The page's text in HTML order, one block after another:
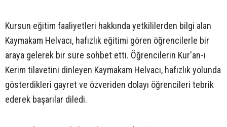
Kursun eğitim faaliyetleri hakkında yetkililerden bilgi alan
Kaymakam Helvacı, hafızlık eğitimi gören öğrencilerle bir
araya gelerek bir süre sohbet etti. Öğrencilerin Kur'an-ı
Kerim tilavetini dinleyen Kaymakam Helvacı, hafızlık yolunda
gösterdikleri gayret ve özveriden dolayı öğrencileri tebrik
ederek başarılar diledi.